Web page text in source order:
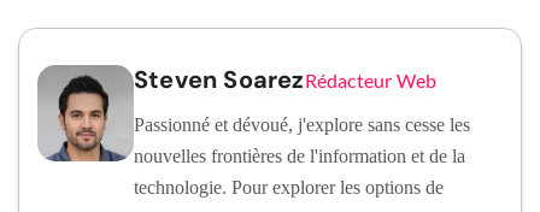
Steven SoarezRédacteur Web
Passionné et dévoué, j'explore sans cesse les
nouvelles frontières de l'information et de la
technologie. Pour explorer les options de